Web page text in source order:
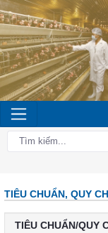
TIÊU CHUẨN, QUY
TIÊU CHUẨN/QUY